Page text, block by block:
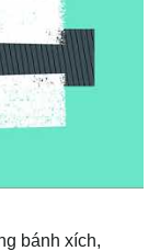
bánh xích,